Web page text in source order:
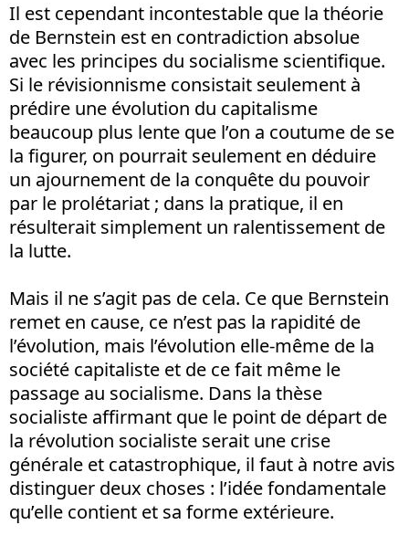
Il est cependant incontestable que la théorie
de Bernstein est en contradiction absolue
avec les principes du socialisme scientifique.
Si le révisionnisme consistait seulement à
prédire une évolution du capitalisme
beaucoup plus lente que l’on a coutume de se
la figurer, on pourrait seulement en déduire
un ajournement de la conquête du pouvoir
par le prolétariat ; dans la pratique, il en
résulterait simplement un ralentissement de
la lutte.
Mais il ne s’agit pas de cela. Ce que Bernstein
remet en cause, ce n’est pas la rapidité de
l’évolution, mais l’évolution elle-même de la
société capitaliste et de ce fait même le
passage au socialisme. Dans la thèse
socialiste affirmant que le point de départ de
la révolution socialiste serait une crise
générale et catastrophique, il faut à notre avis
distinguer deux choses : l’idée fondamentale
qu’elle contient et sa forme extérieure.